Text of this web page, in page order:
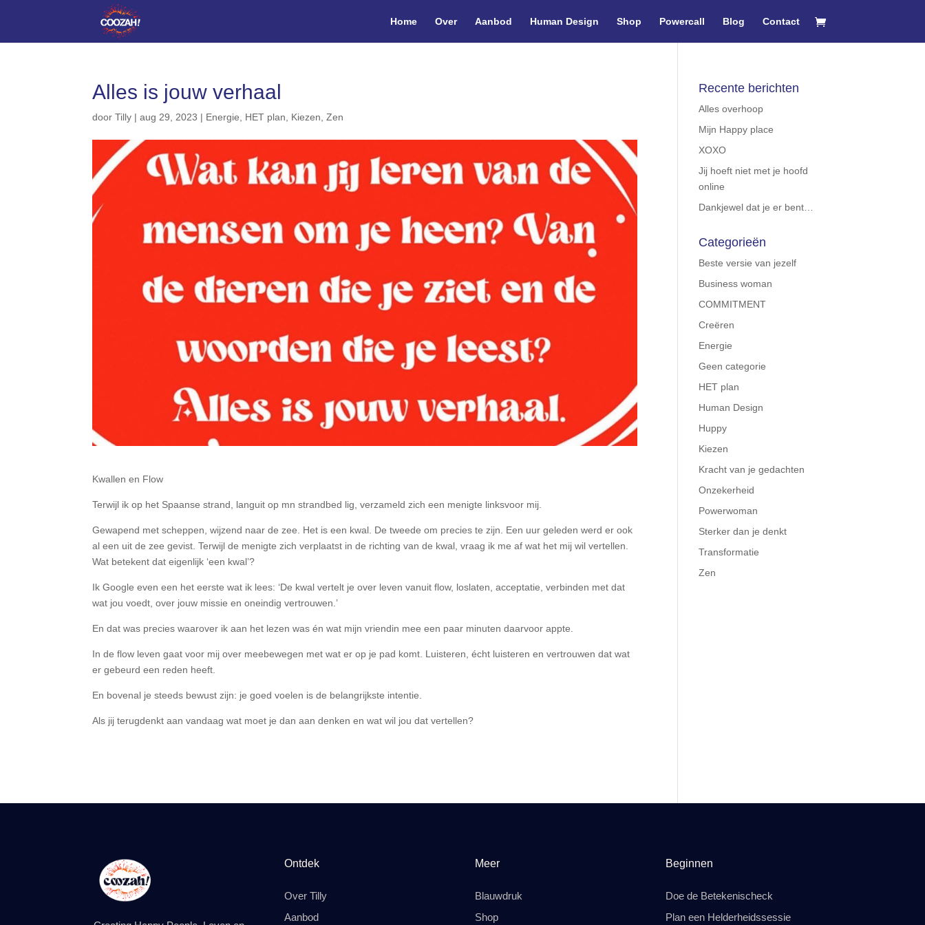
Home Over Aanbod Human Design Shop Powercall Blog Contact
Alles is jouw verhaal
doorTilly |aug 29, 2023 | Energie HET plan Kiezen ,Zen
Kwallen en Flow
Terwijl ik op het Spaanse strand, languit op mn strandbed lig, verzameld zich een menigte linksvoor mij.
Gewapend met scheppen, wijzend naar de zee. Het is een kwal. De tweede om precies te zijn. Een uur geleden werd er ook
al een uit de zee gevist. Terwijl de menigte zich verplaatst in de richting van de kwal, vraag ik me af wat het mij wil vertellen.
Wat betekent dat eigenlijk ‘een kwal’?
Ik Google even een het eerste wat ik lees: ‘De kwal vertelt je over leven vanuit flow, loslaten, acceptatie, verbinden met dat
wat jou voedt, over jouw missie en oneindig vertrouwen.’
En dat was precies waarover ik aan het lezen was én wat mijn vriendin mee een paar minuten daarvoor appte.
In de flow leven gaat voor mij over meebewegen met wat er op je pad komt. Luisteren, écht luisteren en vertrouwen dat wat
er gebeurd een reden heeft.
En bovenal je steeds bewust zijn: je goed voelen is de belangrijkste intentie.
Als jij terugdenkt aan vandaag wat moet je dan aan denken en wat wil jou dat vertellen?
Recente berichten
Alles overhoop
Mijn Happy place
XOXO
Jij hoeft niet met je hoofd
online
Dankjewel dat je er bent…
Categorieën
Beste versie van jezelf
Business woman
COMMITMENT
Creëren
Energie
Geen categorie
HET plan
Human Design
Huppy
Kiezen
Kracht van je gedachten
Onzekerheid
Powerwoman
Sterker dan je denkt
Transformatie
Zen
Ontdek
Over Tilly
Aanbod
Meer
Blauwdruk
Shop
Beginnen
Doe de Betekenischeck
Plan een Helderheidssessie